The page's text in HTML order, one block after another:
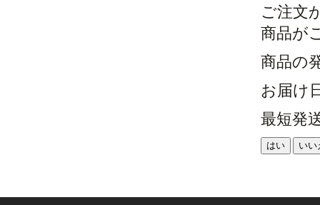
ご注文
商品が
商品の
お届け
最短発
はい いい